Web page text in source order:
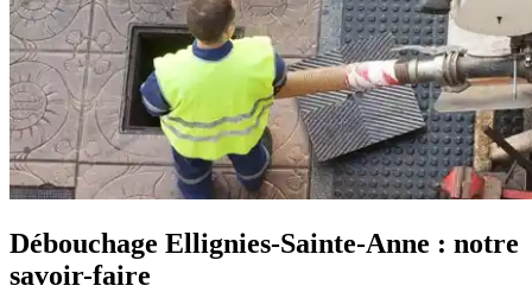
Débouchage Ellignies-Sainte-Anne : notre
savoir-faire